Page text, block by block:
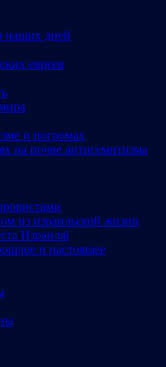
наших дней
евреев
и погромах
на почве антисемитизма
из израильской жизни
Израиляl
и настоящее